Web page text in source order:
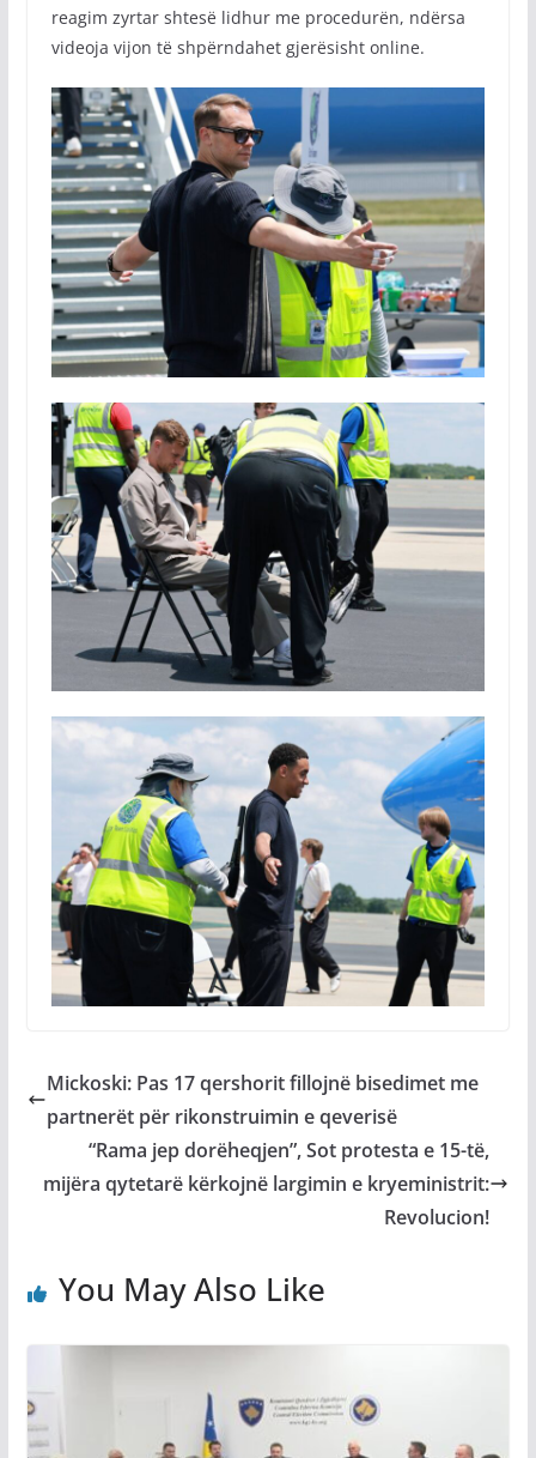
reagim zyrtar shtesë lidhur me procedurën, ndërsa
videoja vijon të shpërndahet gjerësisht online.
Mickoski: Pas 17 qershorit fillojnë bisedimet me
partnerët për rikonstruimin e qeverisë
“Rama jep dorëheqjen”, Sot protesta e 15-të,
mijëra qytetarë kërkojnë largimin e kryeministrit:
Revolucion!
You May Also Like